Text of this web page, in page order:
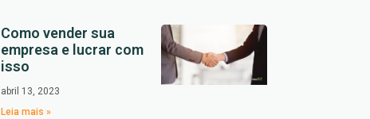
Como vender sua
empresa e lucrar com
isso
abril 13, 2023
Leia mais »